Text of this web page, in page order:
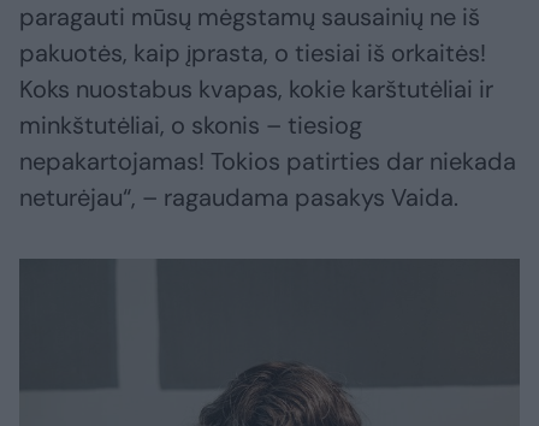
paragauti mūsų mėgstamų sausainių ne iš
pakuotės, kaip įprasta, o tiesiai iš orkaitės!
Koks nuostabus kvapas, kokie karštutėliai ir
minkštutėliai, o skonis – tiesiog
nepakartojamas! Tokios patirties dar niekada
neturėjau“, – ragaudama pasakys Vaida.